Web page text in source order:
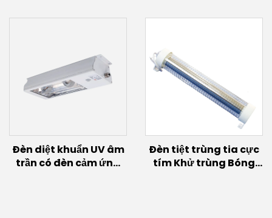
(200W~600W)
Đèn diệt khuẩn UV âm
trần có đèn cảm ứng
Đèn tiệt trùng tia cực
tím Khử trùng Bóng